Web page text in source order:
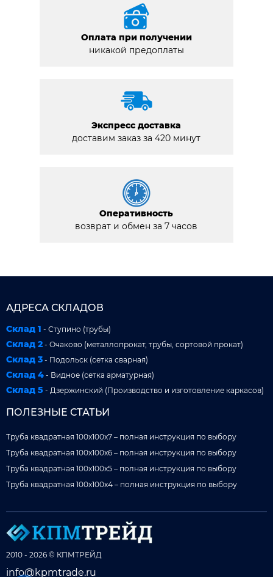
Оплата при получении
никакой предоплаты
Экспресс доставка
доставим заказ за 420 минут
Оперативность
возврат и обмен за 7 часов
АДРЕСА СКЛАДОВ
Склад 1 - Ступино (трубы)
Склад 2 - Очаково (металлопрокат, трубы, сортовой прокат)
Склад 3 - Подольск (сетка сварная)
Склад 4 - Видное (сетка арматурная)
Склад 5 - Дзержинский (Производство и изготовление каркасов)
ПОЛЕЗНЫЕ СТАТЬИ
Труба квадратная 100x100x7 – полная инструкция по выбору
Труба квадратная 100x100x6 – полная инструкция по выбору
Труба квадратная 100x100x5 – полная инструкция по выбору
Труба квадратная 100x100x4 – полная инструкция по выбору
2010 - 2026 © КПМТРЕЙД
info@kpmtrade.ru